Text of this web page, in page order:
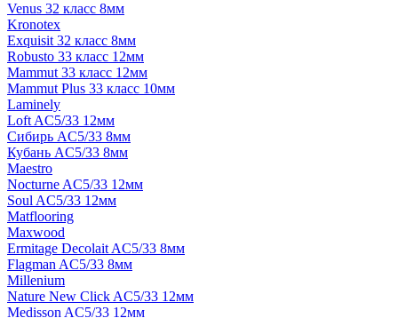
Venus 32 класс 8мм
Kronotex
Exquisit 32 класс 8мм
Robusto 33 класс 12мм
Mammut 33 класс 12мм
Mammut Plus 33 класс 10мм
Laminely
Loft AC5/33 12мм
Сибирь AC5/33 8мм
Кубань AC5/33 8мм
Maestro
Nocturne AC5/33 12мм
Soul AC5/33 12мм
Matflooring
Maxwood
Ermitage Decolait AC5/33 8мм
Flagman AC5/33 8мм
Millenium
Nature New Click AC5/33 12мм
Medisson AC5/33 12мм